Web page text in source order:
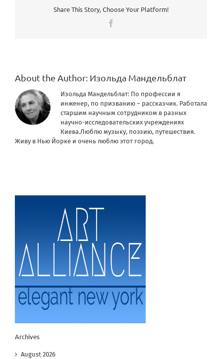
Share This Story, Choose Your Platform!
About the Author: Изольда Мандельблат
Изольда Мандельблат: По профессии я
инженер, по призванию – рассказчик. Работала
старшим научным сотрудником в разных
научно-исследовательских учреждениях
Киева.Люблю музыку, поэзию, путешествия.
Живу в Нью Йорке и очень люблю этот город.
Archives
August 2026